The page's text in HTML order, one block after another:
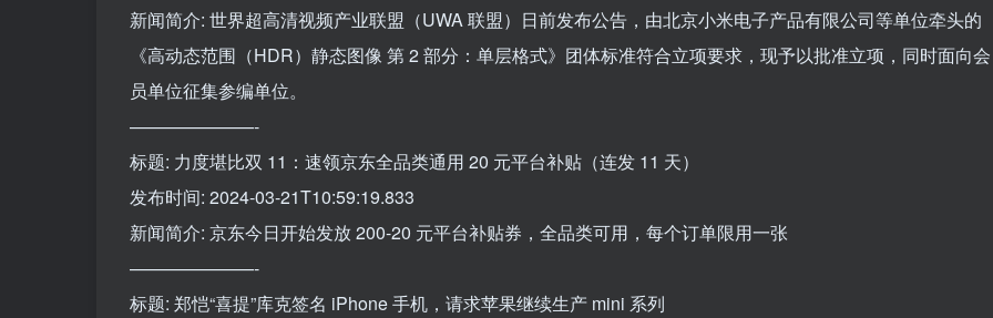
新闻简介: 世界超高清视频产业联盟（UWA 联盟）日前发布公告，由北京小米电子产品有限公司等单位牵头的
《高动态范围（HDR）静态图像 第 2 部分：单层格式》团体标准符合立项要求，现予以批准立项，同时面向会
员单位征集参编单位。
———————-
标题: 力度堪比双 11：速领京东全品类通用 20 元平台补贴（连发 11 天）
发布时间: 2024-03-21T10:59:19.833
新闻简介: 京东今日开始发放 200-20 元平台补贴券，全品类可用，每个订单限用一张
———————-
标题: 郑恺“喜提”库克签名 iPhone 手机，请求苹果继续生产 mini 系列